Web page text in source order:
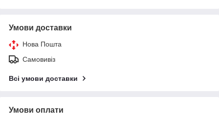
Умови доставки
Нова Пошта
Самовивіз
Всі умови доставки
Умови оплати